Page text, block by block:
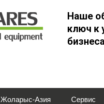
Наше
ключ к
бизнеса
Жоларыс-Азия Сервис